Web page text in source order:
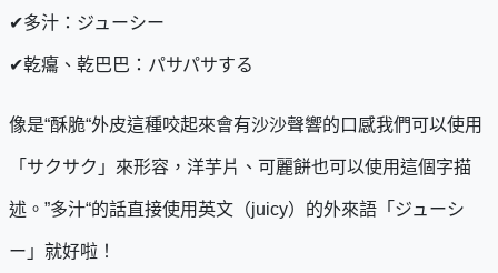
✔多汁：ジューシー
✔乾癟、乾巴巴：パサパサする
像是“酥脆“外皮這種咬起來會有沙沙聲響的口感我們可以使用
「サクサク」來形容，洋芋片、可麗餅也可以使用這個字描
述。”多汁“的話直接使用英文（juicy）的外來語「ジューシ
ー」就好啦！